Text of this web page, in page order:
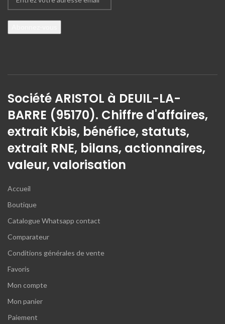
Société ARISTOL à DEUIL-LA-
BARRE (95170). Chiffre d'affaires,
extrait Kbis, bénéfice, statuts,
extrait RNE, bilans, actionnaires,
valeur, valorisation
Accueil
Boutique
Catalogue Whatsapp contact
Comparateur
Conditions générales de vente
Favoris
Mon compte
Mon panier
Paiement